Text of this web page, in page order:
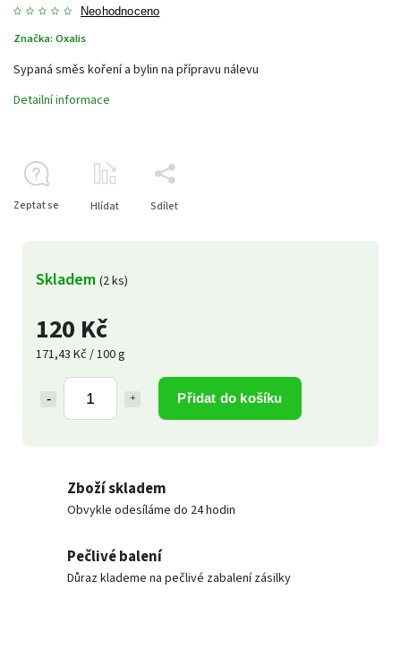
Neohodnoceno
Značka: Oxalis
120 Kč
171,43 Kč / 100 g
Přidat do košíku
Skladem (2 ks)
Sypaná směs koření a bylin na přípravu nálevu
Detailní informace
Zeptat se Hlídat Sdílet
Zboží skladem
Obvykle odesíláme do 24 hodin
Pečlivé balení
Důraz klademe na pečlivé zabalení zásilky